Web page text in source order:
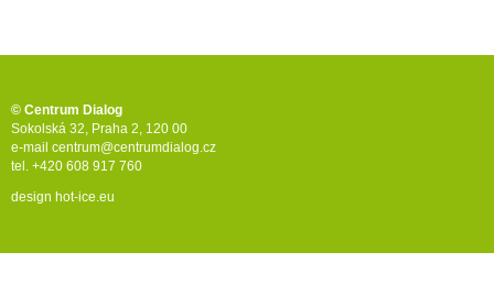
© Centrum Dialog
Sokolská 32, Praha 2, 120 00
e-mail centrum@centrumdialog.cz
tel. +420 608 917 760
design hot-ice.eu